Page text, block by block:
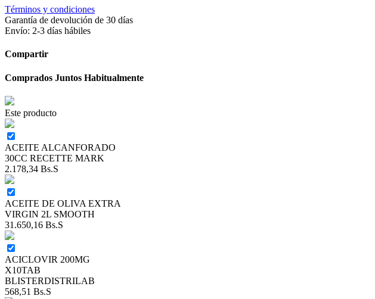
Términos y condiciones
Garantía de devolución de 30 días
Envío: 2-3 días hábiles
Compartir
Comprados Juntos Habitualmente
Este producto
ACEITE ALCANFORADO
30CC RECETTE MARK
2.178,34 Bs.S
ACEITE DE OLIVA EXTRA
VIRGIN 2L SMOOTH
31.650,16 Bs.S
ACICLOVIR 200MG
X10TAB
BLISTERDISTRILAB
568,51 Bs.S